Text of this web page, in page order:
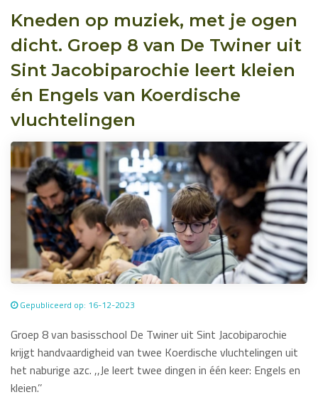
Kneden op muziek, met je ogen
dicht. Groep 8 van De Twiner uit
Sint Jacobiparochie leert kleien
én Engels van Koerdische
vluchtelingen
Gepubliceerd op: 16-12-2023
Groep 8 van basisschool De Twiner uit Sint Jacobiparochie
krijgt handvaardigheid van twee Koerdische vluchtelingen uit
het naburige azc. ,,Je leert twee dingen in één keer: Engels en
kleien.’’